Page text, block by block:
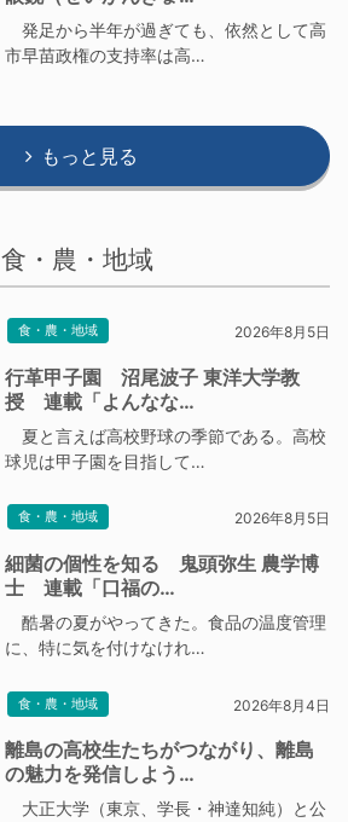
発足から半年が過ぎても、依然として高
市早苗政権の支持率は高…
もっと見る
食・農・地域
食・農・地域 2026年8月5日
行革甲子園 沼尾波子 東洋大学教
授 連載「よんなな…
夏と言えば高校野球の季節である。高校
球児は甲子園を目指して…
食・農・地域 2026年8月5日
細菌の個性を知る 鬼頭弥生 農学博
士 連載「口福の…
酷暑の夏がやってきた。食品の温度管理
に、特に気を付けなけれ…
食・農・地域 2026年8月4日
離島の高校生たちがつながり、離島
の魅力を発信しよう…
大正大学（東京、学長・神達知純）と公